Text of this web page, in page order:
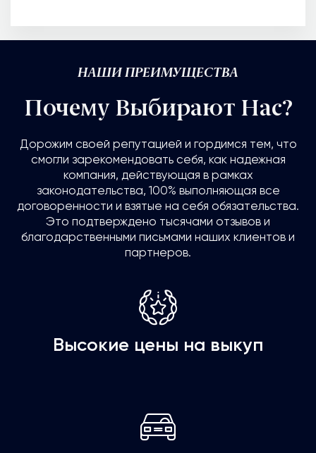
НАШИ ПРЕИМУЩЕСТВА
Почему Выбирают Нас?
Дорожим своей репутацией и гордимся тем, что
смогли зарекомендовать себя, как надежная
компания, действующая в рамках
законодательства, 100% выполняющая все
договоренности и взятые на себя обязательства.
Это подтверждено тысячами отзывов и
благодарственными письмами наших клиентов и
партнеров.
Высокие цены на выкуп